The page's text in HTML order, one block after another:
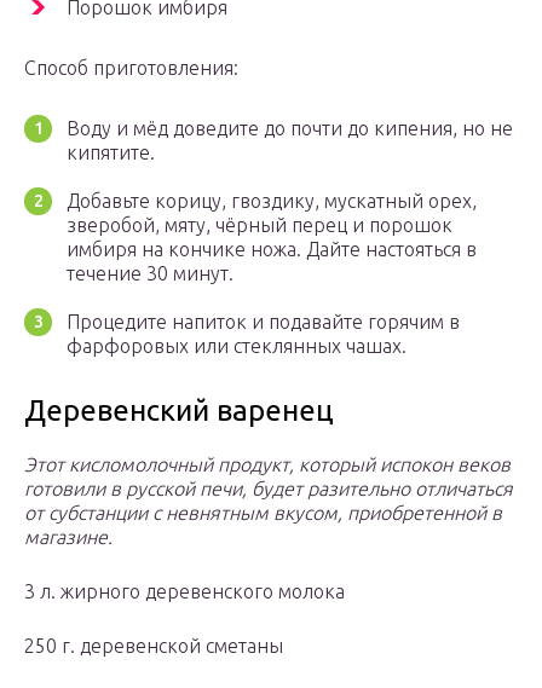
Порошок имбиря
Способ приготовления:
Воду и мёд доведите до почти до кипения, но не
кипятите.
Добавьте корицу, гвоздику, мускатный орех,
зверобой, мяту, чёрный перец и порошок
имбиря на кончике ножа. Дайте настояться в
течение 30 минут.
Процедите напиток и подавайте горячим в
фарфоровых или стеклянных чашах.
Деревенский варенец
Этот кисломолочный продукт, который испокон веков
готовили в русской печи, будет разительно отличаться
от субстанции с невнятным вкусом, приобретенной в
магазине.
3 л. жирного деревенского молока
250 г. деревенской сметаны